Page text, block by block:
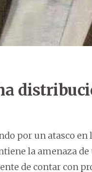
por un atasco
la amenaza
de contar con